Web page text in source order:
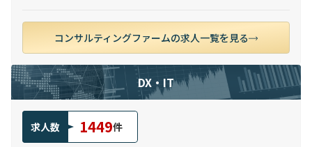
コンサルティングファームの求人一覧を見る
DX・IT
求人数 1449件